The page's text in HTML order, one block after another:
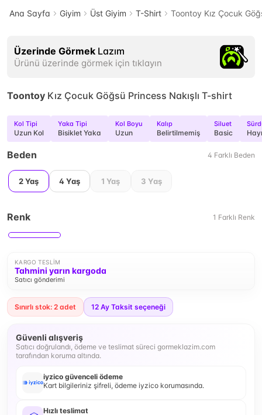
Ana Sayfa Giyim Üst Giyim T-Shirt Toontoy Kız Çocuk
Üzerinde Görmek Lazım
Ürünü üzerinde görmek için tıklayın
Toontoy Kız Çocuk Göğsü Princess Nakışlı T-shirt
Kol Tipi
Uzun Kol
Yaka Tipi
Bisiklet Yaka
Kol Boyu
Uzun
Kalıp
Belirtilmemiş
Siluet
Basic
Beden 4 Farklı Beden
2 Yaş 4 Yaş 1 Yaş 3 Yaş
Renk 1 Farklı Renk
KARGO TESLIM
Tahmini yarın kargoda
Satıcı gönderimi
Sınırlı stok: 2 adet 12 Ay Taksit seçeneği
Güvenli alışveriş
Satıcı doğrulandı, ödeme ve teslimat süreci gormeklazim.com
tarafından koruma altında.
iyzico güvenceli ödeme
Kart bilgileriniz şifreli, ödeme iyzico korumasında.
Hızlı teslimat